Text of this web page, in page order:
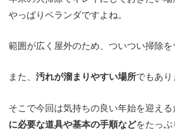
やっぱりベランダですよね。
範囲が広く屋外のため、ついつい掃除を
また、 汚れが溜まりやすい場所でもあり
そこで今回は気持ちの良い年始を迎える
に必要な道具や基本の手順などをたっぷ